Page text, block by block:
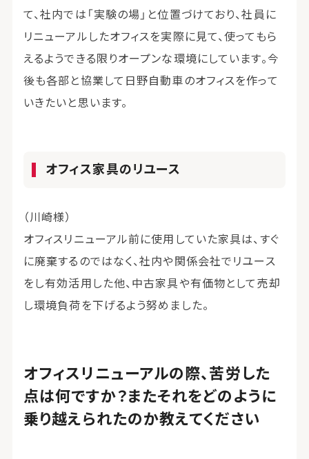
て、社内では「実験の場」と位置づけており、社員に
リニューアルしたオフィスを実際に見て、使ってもら
えるようできる限りオープンな環境にしています。今
後も各部と協業して日野自動車のオフィスを作って
いきたいと思います。
オフィス家具のリユース
（川崎様）
オフィスリニューアル前に使用していた家具は、すぐ
に廃棄するのではなく、社内や関係会社でリユース
をし有効活用した他、中古家具や有価物として売却
し環境負荷を下げるよう努めました。
オフィスリニューアルの際、苦労した
点は何ですか？またそれをどのように
乗り越えられたのか教えてください